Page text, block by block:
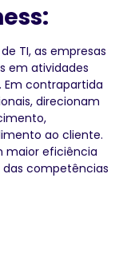
TI, as empresas
em atividades
Em contrapartida
direcionam
ao cliente.
maior eficiência
competências